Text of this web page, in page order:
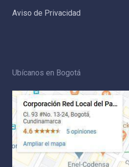
Aviso de Privacidad
Ubícanos en Bogotá